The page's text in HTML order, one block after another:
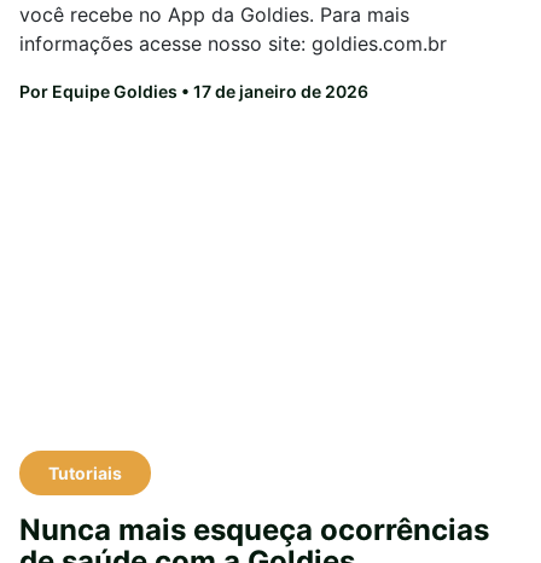
você recebe no App da Goldies. Para mais
informações acesse nosso site: goldies.com.br
Por Equipe Goldies • 17 de janeiro de 2026
Tutoriais
Nunca mais esqueça ocorrências